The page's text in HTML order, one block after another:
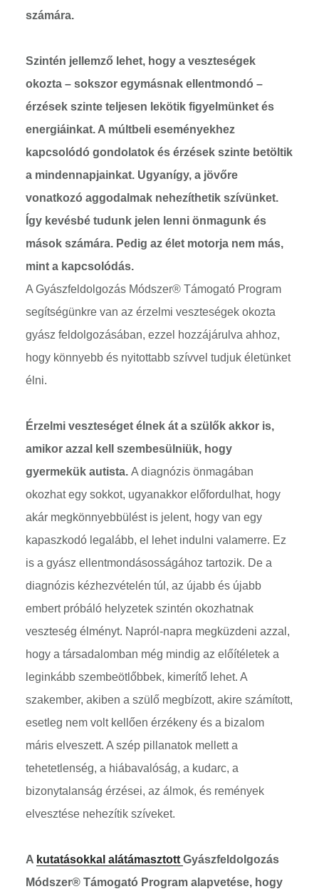
számára.
Szintén jellemző lehet, hogy a veszteségek
okozta – sokszor egymásnak ellentmondó –
érzések szinte teljesen lekötik figyelmünket és
energiáinkat. A múltbeli eseményekhez
kapcsolódó gondolatok és érzések szinte betöltik
a mindennapjainkat. Ugyanígy, a jövőre
vonatkozó aggodalmak nehezíthetik szívünket.
Így kevésbé tudunk jelen lenni önmagunk és
mások számára. Pedig az élet motorja nem más,
mint a kapcsolódás.
A Gyászfeldolgozás Módszer® Támogató Program
segítségünkre van az érzelmi veszteségek okozta
gyász feldolgozásában, ezzel hozzájárulva ahhoz,
hogy könnyebb és nyitottabb szívvel tudjuk életünket
élni.
Érzelmi veszteséget élnek át a szülők akkor is,
amikor azzal kell szembesülniük, hogy
gyermekük autista. A diagnózis önmagában
okozhat egy sokkot, ugyanakkor előfordulhat, hogy
akár megkönnyebbülést is jelent, hogy van egy
kapaszkodó legalább, el lehet indulni valamerre. Ez
is a gyász ellentmondásosságához tartozik. De a
diagnózis kézhezvételén túl, az újabb és újabb
embert próbáló helyzetek szintén okozhatnak
veszteség élményt. Napról-napra megküzdeni azzal,
hogy a társadalomban még mindig az előítéletek a
leginkább szembeötlőbbek, kimerítő lehet. A
szakember, akiben a szülő megbízott, akire számított,
esetleg nem volt kellően érzékeny és a bizalom
máris elveszett. A szép pillanatok mellett a
tehetetlenség, a hiábavalóság, a kudarc, a
bizonytalanság érzései, az álmok, és remények
elvesztése nehezítik szíveket.
A kutatásokkal alátámasztott Gyászfeldolgozás
Módszer® Támogató Program alapvetése, hogy